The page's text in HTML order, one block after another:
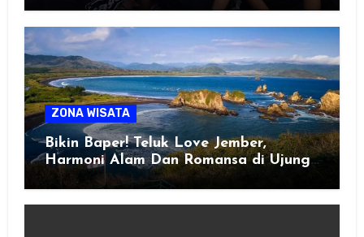
ZONA WISATA
Bikin Baper! Teluk Love Jember,
Harmoni Alam Dan Romansa di Ujung
Selatan Jawa